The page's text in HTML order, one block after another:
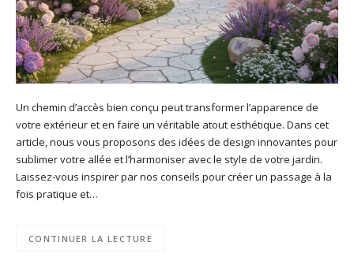
Un chemin d’accès bien conçu peut transformer l’apparence de
votre extérieur et en faire un véritable atout esthétique. Dans cet
article, nous vous proposons des idées de design innovantes pour
sublimer votre allée et l’harmoniser avec le style de votre jardin.
Laissez-vous inspirer par nos conseils pour créer un passage à la
fois pratique et…
CONTINUER LA LECTURE